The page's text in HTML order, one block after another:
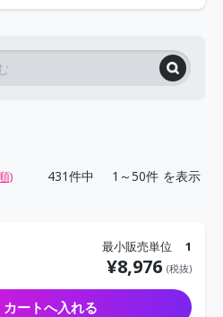
) 431件中 1～50件 を表示
最小販売単位 1
¥8,976 (税抜)
カートへ入れる